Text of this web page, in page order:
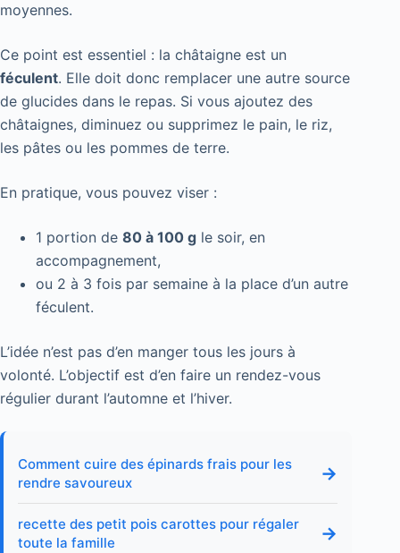
moyennes.
Ce point est essentiel : la châtaigne est un
féculent. Elle doit donc remplacer une autre source
de glucides dans le repas. Si vous ajoutez des
châtaignes, diminuez ou supprimez le pain, le riz,
les pâtes ou les pommes de terre.
En pratique, vous pouvez viser :
1 portion de 80 à 100 g le soir, en
accompagnement,
ou 2 à 3 fois par semaine à la place d’un autre
féculent.
L’idée n’est pas d’en manger tous les jours à
volonté. L’objectif est d’en faire un rendez-vous
régulier durant l’automne et l’hiver.
Comment cuire des épinards frais pour les
rendre savoureux
→
recette des petit pois carottes pour régaler
toute la famille
→